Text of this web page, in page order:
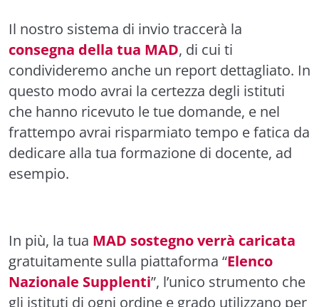
Il nostro sistema di invio traccerà la
consegna della tua MAD, di cui ti
condivideremo anche un report dettagliato. In
questo modo avrai la certezza degli istituti
che hanno ricevuto le tue domande, e nel
frattempo avrai risparmiato tempo e fatica da
dedicare alla tua formazione di docente, ad
esempio.
In più, la tua MAD sostegno verrà caricata
gratuitamente sulla piattaforma “Elenco
Nazionale Supplenti”, l’unico strumento che
gli istituti di ogni ordine e grado utilizzano per